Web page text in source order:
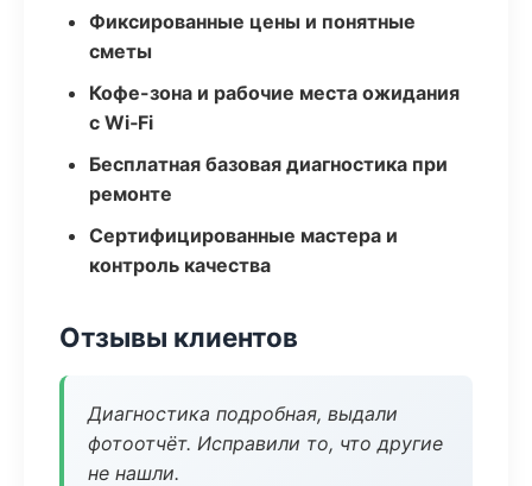
Фиксированные цены и понятные
сметы
Кофе-зона и рабочие места ожидания
с Wi‑Fi
Бесплатная базовая диагностика при
ремонте
Сертифицированные мастера и
контроль качества
Отзывы клиентов
Диагностика подробная, выдали
фотоотчёт. Исправили то, что другие
не нашли.